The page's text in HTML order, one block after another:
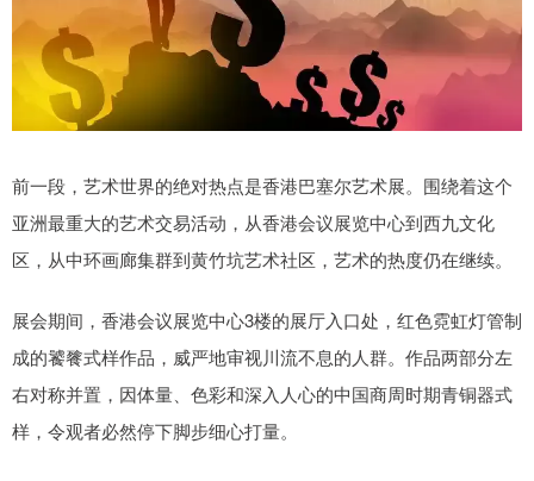
前一段，艺术世界的绝对热点是香港巴塞尔艺术展。围绕着这个
亚洲最重大的艺术交易活动，从香港会议展览中心到西九文化
区，从中环画廊集群到黄竹坑艺术社区，艺术的热度仍在继续。
展会期间，香港会议展览中心3楼的展厅入口处，红色霓虹灯管制
成的饕餮式样作品，威严地审视川流不息的人群。作品两部分左
右对称并置，因体量、色彩和深入人心的中国商周时期青铜器式
样，令观者必然停下脚步细心打量。